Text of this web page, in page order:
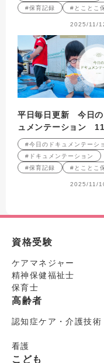
#保育記録
#とことこ
2025/11/
平日毎日更新 今日の
ュメンテーション
日公開
#今日のドキュメンテーシ
#ドキュメンテーション
#保育記録
#とことこ
2025/11/
資格受験
ケアマネジャー
精神保健福祉士
保育士
高齢者
認知症ケア・介護技術
看護
こども